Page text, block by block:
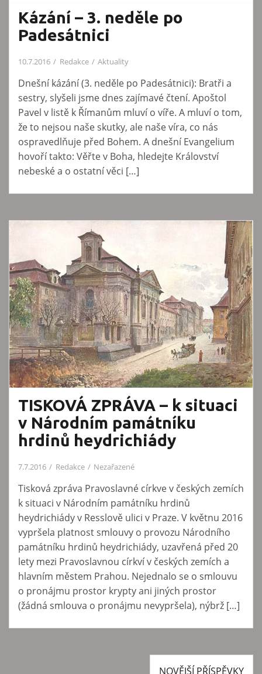
Kázání – 3. neděle po
Padesátnici
10.7.2016 Redakce Aktuality
Dnešní kázání (3. neděle po Padesátnici): Bratři a
sestry, slyšeli jsme dnes zajímavé čtení. Apoštol
Pavel v listě k Římanům mluví o víře. A mluví o tom,
že to nejsou naše skutky, ale naše víra, co nás
ospravedlňuje před Bohem. A dnešní Evangelium
hovoří takto: Věřte v Boha, hledejte Království
nebeské a o ostatní věci […]
TISKOVÁ ZPRÁVA – k situaci
v Národním památníku
hrdinů heydrichiády
7.7.2016 Redakce Nezařazené
Tisková zpráva Pravoslavné církve v českých zemích
k situaci v Národním památníku hrdinů
heydrichiády v Resslově ulici v Praze. V květnu 2016
vypršela platnost smlouvy o provozu Národního
památníku hrdinů heydrichiády, uzavřená před 20
lety mezi Pravoslavnou církví v českých zemích a
hlavním městem Prahou. Nejednalo se o smlouvu
o pronájmu prostor krypty ani jiných prostor
(žádná smlouva o pronájmu nevypršela), nýbrž […]
NOVĚJŠÍ PŘÍSPĚVKY